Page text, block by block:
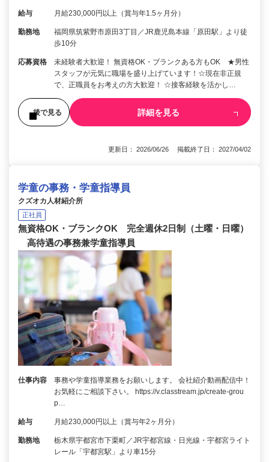
給与 月給230,000円以上（賞与年1.5ヶ月分）
勤務地
福岡県筑紫野市原田3丁目／JR鹿児島本線「原田駅」より徒
歩10分
応募資格
未経験者大歓迎！ 無資格OK・ブランクある方もOK ★男性
スタッフが元気に職場を盛り上げています！☆現在非正規
で、正職員をお考えの方大歓迎！ ☆接客経験を活かし…
後で見る 詳細を見る
更新日： 2026/06/26 掲載終了日： 2027/04/02
学童の事務・学童指導員
クズオカ人材紹介所
正社員
無資格OK・ブランクOK 完全週休2日制（土曜・日曜）
高待遇の事務兼学童指導員
仕事内容
事務や学童指導業務をお願いします。 会社紹介動画配信中！
お気軽にご相談下さい。 https://v.classtream.jp/create-grou
p…
給与 月給230,000円以上（賞与年2ヶ月分）
勤務地
栃木県宇都宮市下栗町／JR宇都宮線・日光線・宇都宮ライト
レール「宇都宮駅」より車15分